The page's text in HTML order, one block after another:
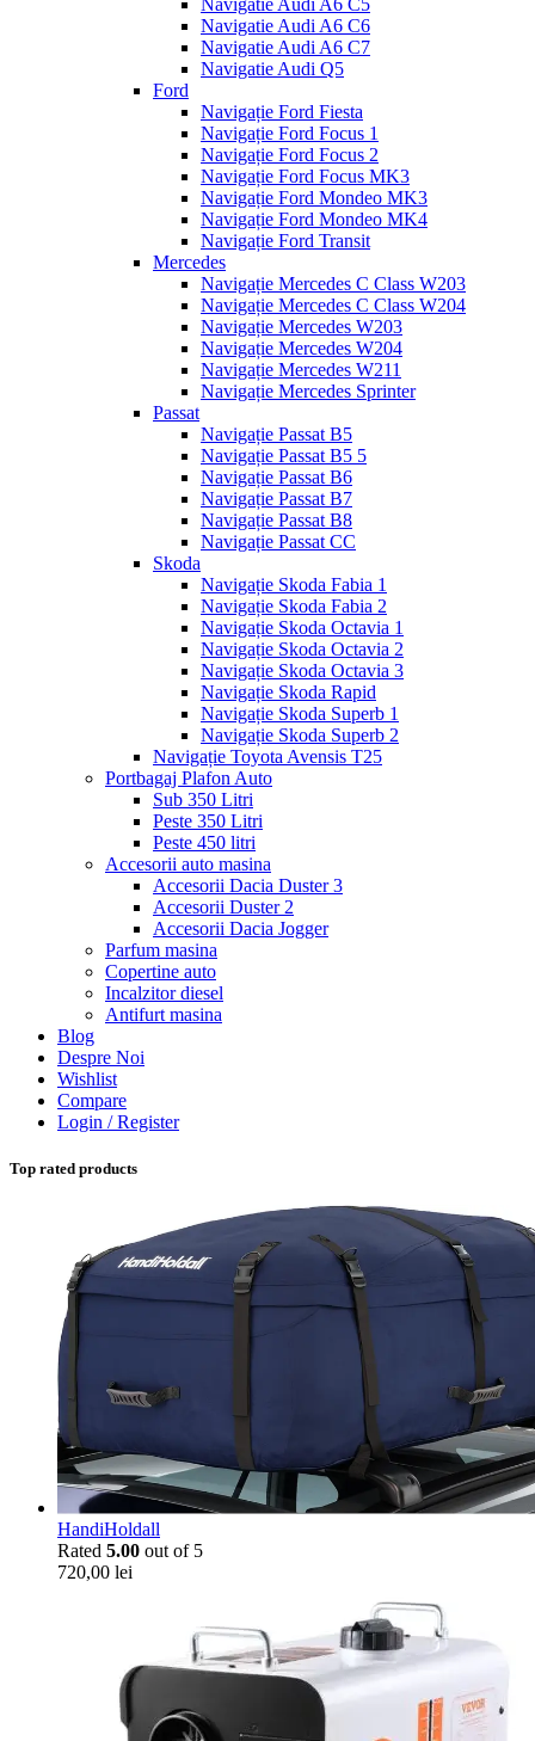
Navigatie Audi A6 C5
Navigatie Audi A6 C6
Navigatie Audi A6 C7
Navigatie Audi Q5
Ford
Navigație Ford Fiesta
Navigație Ford Focus 1
Navigație Ford Focus 2
Navigație Ford Focus MK3
Navigație Ford Mondeo MK3
Navigație Ford Mondeo MK4
Navigație Ford Transit
Mercedes
Navigație Mercedes C Class W203
Navigație Mercedes C Class W204
Navigație Mercedes W203
Navigație Mercedes W204
Navigație Mercedes W211
Navigație Mercedes Sprinter
Passat
Navigație Passat B5
Navigație Passat B5 5
Navigație Passat B6
Navigație Passat B7
Navigație Passat B8
Navigație Passat CC
Skoda
Navigație Skoda Fabia 1
Navigație Skoda Fabia 2
Navigație Skoda Octavia 1
Navigație Skoda Octavia 2
Navigație Skoda Octavia 3
Navigație Skoda Rapid
Navigație Skoda Superb 1
Navigație Skoda Superb 2
Navigație Toyota Avensis T25
Portbagaj Plafon Auto
Sub 350 Litri
Peste 350 Litri
Peste 450 litri
Accesorii auto masina
Accesorii Dacia Duster 3
Accesorii Duster 2
Accesorii Dacia Jogger
Parfum masina
Copertine auto
Incalzitor diesel
Antifurt masina
Blog
Despre Noi
Wishlist
Compare
Login / Register
Top rated products
HandiHoldall
Rated 5.00 out of 5
720,00 lei